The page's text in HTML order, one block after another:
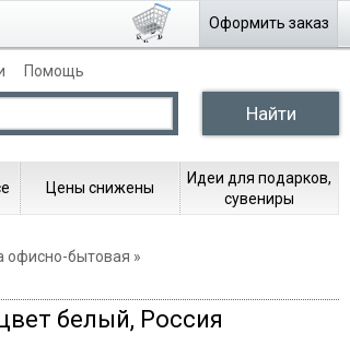
Оформить заказ
Помощь
Цены снижены
Идеи для подарков,
сувениры
офисно-бытовая
белый, Россия